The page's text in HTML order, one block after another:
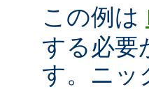
この例は
する必要
す。ニッ